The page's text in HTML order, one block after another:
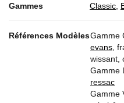
Gammes Classic
Références ModèlesGamme
evans ,
wissant,
Gamme
ressac
Gamme